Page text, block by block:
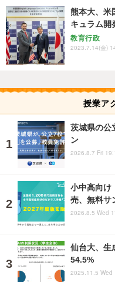
熊本大、米
キュラム開
教育行政
2023.7.14(金)
授業ア
茨城県の公
ン
2026.8.7 Fri
小中高向け
売、無料サ
2026.8.5 Wed
仙台大、生
54.5%
2025.11.5 Wed